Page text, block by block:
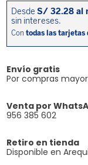
Envío gratis
Por compras
Venta por
956 385 602
Retiro en tienda
Disponible en